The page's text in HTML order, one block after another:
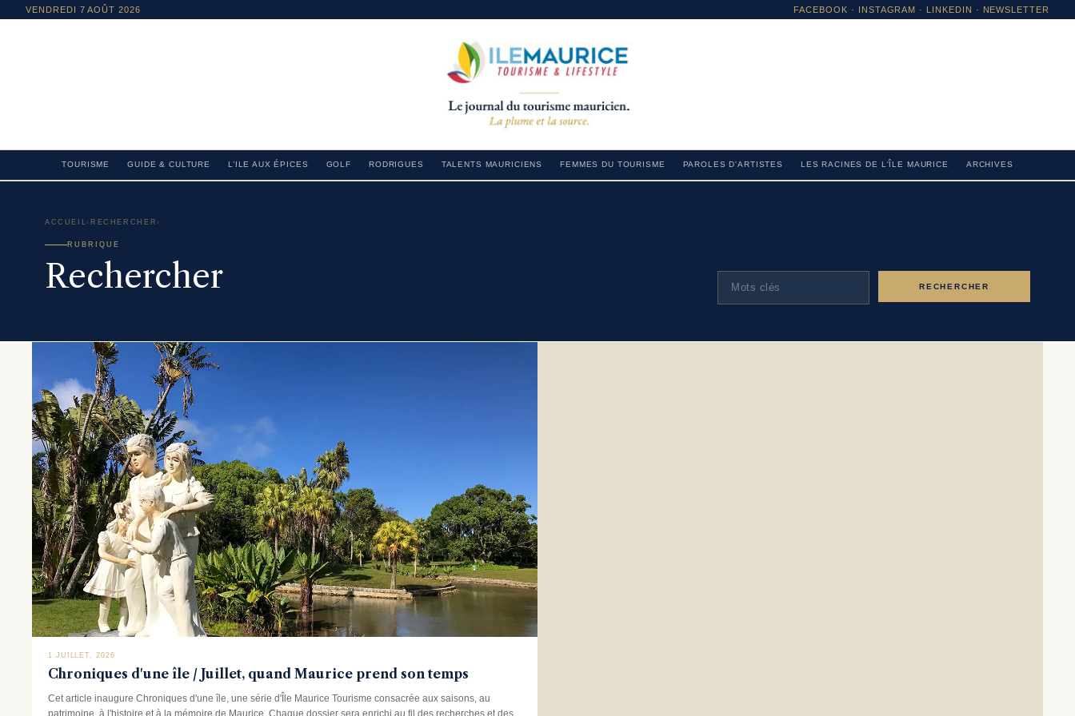
VENDREDI 7 AOÛT 2026 FACEBOOK · INSTAGRAM · LINKEDIN · NEWSLETTER
TOURISME GUIDE & CULTURE L’ILE AUX ÉPICES GOLF RODRIGUES TALENTS MAURICIENS FEMMES DU TOURISME PAROLES D'ARTISTES LES RACINES DE L'ÎLE MAURICE ARCHIVES
ACCUEIL › RECHERCHER ›
RUBRIQUE
Rechercher RECHERCHER
1 JUILLET, 2026
Chroniques d'une île / Juillet, quand Maurice prend son temps
Cet article inaugure Chroniques d'une île, une série d'Île Maurice Tourisme consacrée aux saisons, au
patrimoine, à l'histoire et à la mémoire de Maurice. Chaque dossier sera enrichi au fil des recherches et des